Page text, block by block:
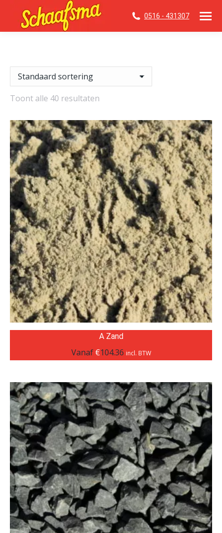
0516 - 431307
Toont alle 40 resultaten
A Zand
Vanaf €104.36 incl. BTW